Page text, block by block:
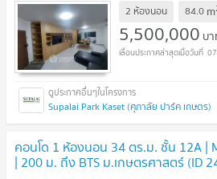
2 ห้องนอน 84.0 m
5,500,000 บ
Supalai Park Kaset (ศุภาลัย ปาร์ค เกษตร)
คอนโด 1 ห้องนอน 34 ตร.ม. ชั้น 12A |
| 200 ม. ถึง BTS ม.เกษตรศาสตร์ (ID